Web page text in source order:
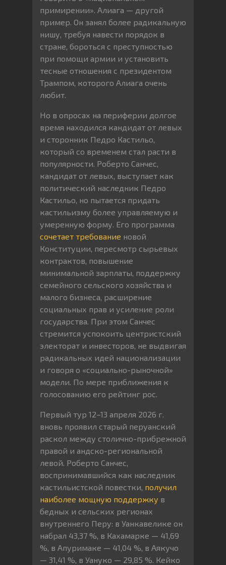
примирении». Алиага — другой
пример. Он занял более радикальную
нишу, требуя навести порядок в
стране, бороться с преступностью
при помощи армии и установить
тесные отношения с президентом
Трампом, которого Алиага очень
любит.
Но в опросах на периферии долгое
время находился кандидат от левых
и сторонник Педро Кастильо,
который со временем стал расти в
популярности. Роберто Санчес,
кандидат от левых, выступает как
политический наследник Педро
Кастильо, но пытается придать
кастильизму более управляемую и
умеренную форму. Его программа
сочетает требование новой
Конституции, пересмотр сырьевых
контрактов, повышение
минимальной зарплаты, поддержку
семейного сельского хозяйства и
малого бизнеса, расширение
социальных прав и усиление роли
государства. При этом Санчес
стремится успокоить центристский
электорат и инвесторов, не выдвигая
радикальных идей национализации
и говоря о «социально-рыночной»
модели. По мере приближения к
голосованию его рейтинг рос.
Первый тур 12–13 апреля 2026 г.
вновь проявил старый перуанский
раскол между столично-прибрежной
правой и андско-региональной
левой. Роберто Санчес,
воспринимавшийся как наследник
кастильистской повестки, получил
наиболее мощную поддержку в
бедных и сельских регионах
внутреннего Перу: в Уанкавелике он
набрал 43,37 %, в Кахамарке — 41,69
%, в Апуримаке — 41,04 %, в Аякучо
— 31,41 %, в Уануко — 29,85 %. Кейко